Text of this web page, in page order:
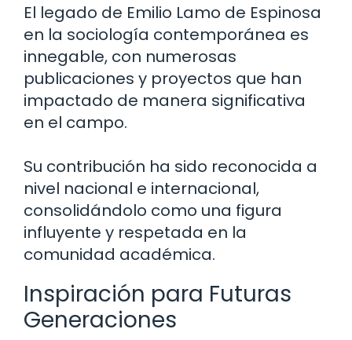
El legado de Emilio Lamo de Espinosa
en la sociología contemporánea es
innegable, con numerosas
publicaciones y proyectos que han
impactado de manera significativa
en el campo.
Su contribución ha sido reconocida a
nivel nacional e internacional,
consolidándolo como una figura
influyente y respetada en la
comunidad académica.
Inspiración para Futuras
Generaciones